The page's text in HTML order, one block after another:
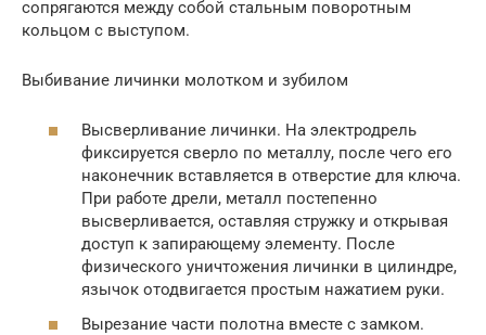
сопрягаются между собой стальным поворотным
кольцом с выступом.
Выбивание личинки молотком и зубилом
Высверливание личинки. На электродрель
фиксируется сверло по металлу, после чего его
наконечник вставляется в отверстие для ключа.
При работе дрели, металл постепенно
высверливается, оставляя стружку и открывая
доступ к запирающему элементу. После
физического уничтожения личинки в цилиндре,
язычок отодвигается простым нажатием руки.
Вырезание части полотна вместе с замком.